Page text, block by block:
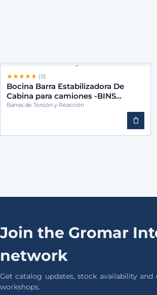
(0)
Bocina Barra Estabilizadora De
Cabina para camiones -BINS
9423172012
Barras de Torsión y Reacción
Join the Gromar
network
Get catalog updates, stock availability and
workshops.